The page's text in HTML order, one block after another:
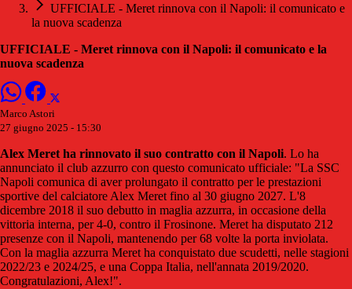
UFFICIALE - Meret rinnova con il Napoli: il comunicato e
la nuova scadenza
UFFICIALE - Meret rinnova con il Napoli: il comunicato e la
nuova scadenza
Marco Astori
27 giugno 2025 - 15:30
Alex Meret ha rinnovato il suo contratto con il Napoli. Lo ha
annunciato il club azzurro con questo comunicato ufficiale: "La SSC
Napoli comunica di aver prolungato il contratto per le prestazioni
sportive del calciatore Alex Meret fino al 30 giugno 2027. L'8
dicembre 2018 il suo debutto in maglia azzurra, in occasione della
vittoria interna, per 4-0, contro il Frosinone. Meret ha disputato 212
presenze con il Napoli, mantenendo per 68 volte la porta inviolata.
Con la maglia azzurra Meret ha conquistato due scudetti, nelle stagioni
2022/23 e 2024/25, e una Coppa Italia, nell'annata 2019/2020.
Congratulazioni, Alex!".